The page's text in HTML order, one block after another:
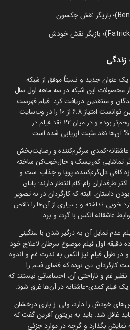
زندگی
فیلم تلویزیونی The Life List یک عنوان جدید و نسبتاً موفق از شبکه
محصولات این شبکه در سه ماهه اول سال
و منتقدین دریافت کرد. فیلم فهرست
زندگی با کسب رضایت مخاطبین توانست امتیاز 6.8 از 10 را در وب‌سایت
IMDb بگیرد. منتقدین کمی بی‌رحم‌تر بوده و در میان 22 نقد فیلم در
کمدی سرگرم‌کننده و رضایت‌بخش
تماشایی کم‌ریسک و حال‌خوب‌کن ساخته
کافی دل‌گرم‌کننده، پویا و جذاب است و
طرفداران رام-کام انتظار دارند: پایان
داستان. البته که کارگردان در به تصویر
خوبی نداشته و بسیاری از آن‌ها را ناقص
عاشقانه الکس با گرت و برد.
عدم تمایل آن به درگیر شدن با سنگینی
دقیقه اول فیلم موضوع سرطان لاعلاج خود
در طول فیلم نیز الکس به ندرت غم و اندوه
کارگردان این بوده که فضای فیلم را
نظیر غم و ناراحتی آن، احساساتی نیستند که
فیلم کمدی-عاشقانه در آن‌ها غرق شود.
خودش را دارد، ولی از بازی درخشان
غافل شد. باید به بریتون آفرین گفت که
بگذارد و گرچه در موارد جزئی